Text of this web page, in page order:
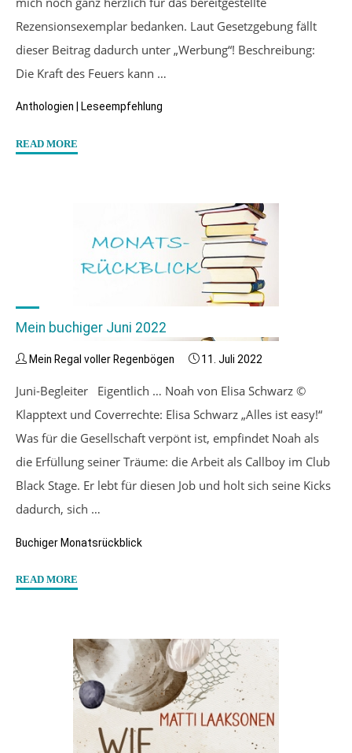
Rezensionsexemplar bedanken. Laut Gesetzgebung fällt
dieser Beitrag dadurch unter „Werbung“! Beschreibung:
Die Kraft des Feuers kann …
Anthologien Leseempfehlung
READ MORE
Hrsg:
Teja
Mein buchiger Juni 2022
Mein Regal voller Regenbögen 11. Juli 2022
Juni-Begleiter Eigentlich … Noah von Elisa Schwarz ©
Klapptext und Coverrechte: Elisa Schwarz „Alles ist easy!“
Was für die Gesellschaft verpönt ist, empfindet Noah als
die Erfüllung seiner Träume: die Arbeit als Callboy im Club
Black Stage. Er lebt für diesen Job und holt sich seine Kicks
dadurch, sich …
Buchiger Monatsrückblick
READ MORE
2022"